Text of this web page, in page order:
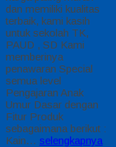
dan memiliki kualitas
terbaik, kami kasih
untuk sekolah TK,
PAUD , SD Kami
memberinya
penawaran Special
semua level
Pengajaran Anak
Umur Dasar dengan
Fitur Produk
sebagaimana berikut :
Kain… selengkapnya